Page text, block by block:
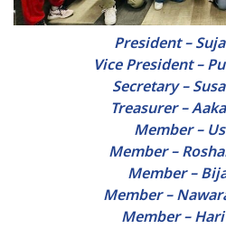
President –
Vice President –
Secretary –
Treasurer –
Member –
Member –
Member –
Member –
Member –